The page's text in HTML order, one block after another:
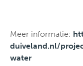
Meer informatie:
duiveland.nl/
water